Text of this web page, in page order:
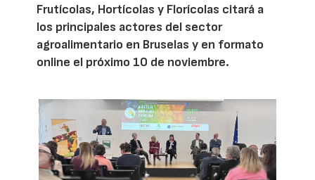
Frutícolas, Hortícolas y Florícolas citará a
los principales actores del sector
agroalimentario en Bruselas y en formato
online el próximo 10 de noviembre.